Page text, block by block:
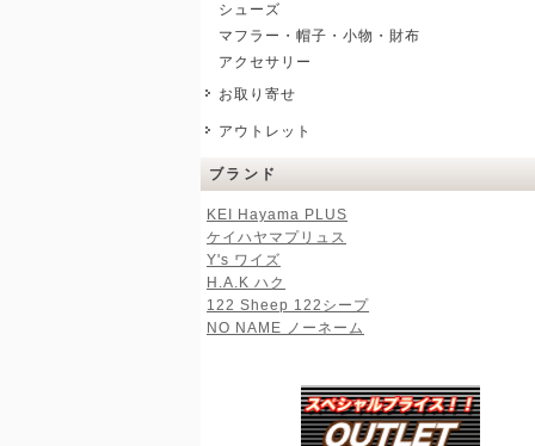
シューズ
マフラー・帽子・小物・財布
アクセサリー
お取り寄せ
アウトレット
ブランド
KEI Hayama PLUS
ケイハヤマプリュス
Y's ワイズ
H.A.K ハク
122 Sheep 122シープ
NO NAME ノーネーム